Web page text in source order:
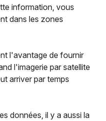
information, vous
dans les zones
l'avantage de fournir
l'imagerie par satellite
arriver par temps
données, il y a aussi la